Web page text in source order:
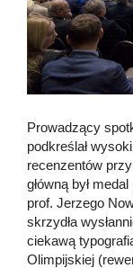
Prowadzący
podkreślał
recenzentów
główną był
prof. Jerzego
skrzydła
ciekawą
Olimpijskiej